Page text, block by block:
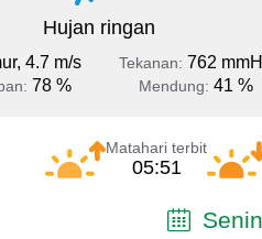
Hujan ringan
4.7 m/s Tekanan: 762
78 % Mendung: 41 %
Matahari terbit
05:51